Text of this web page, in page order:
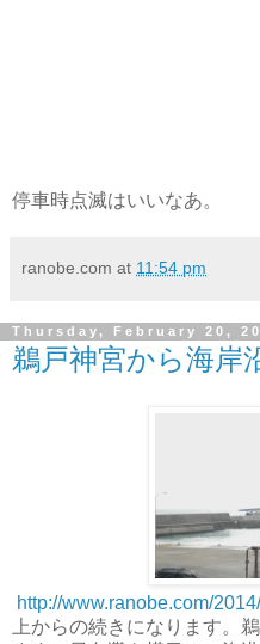
停車時点滅はいいなあ。
ranobe.com at 11:54 pm
Thursday, February 20,
鵜戸神宮から海岸
http://www.ranobe.com/
上からの続きになります。